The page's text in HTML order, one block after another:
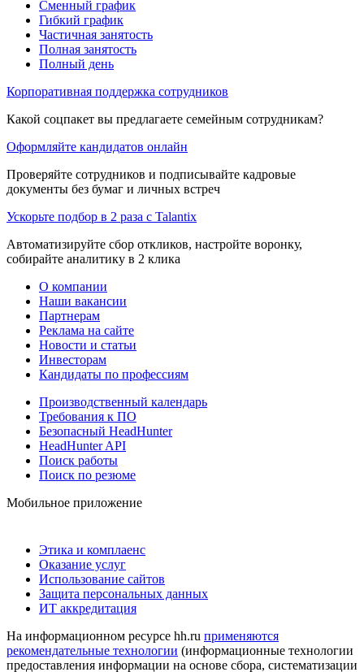
Сменный график
Гибкий график
Частичная занятость
Полная занятость
Полный день
Корпоративная поддержка сотрудников
Какой соцпакет вы предлагаете семейным сотрудникам?
Оформляйте кандидатов онлайн
Проверяйте сотрудников и подписывайте кадровые
документы без бумаг и личных встреч
Ускорьте подбор в 2 раза с Talantix
Автоматизируйте сбор откликов, настройте воронку,
собирайте аналитику в 2 клика
О компании
Наши вакансии
Партнерам
Реклама на сайте
Новости и статьи
Инвесторам
Кандидаты по профессиям
Производственный календарь
Требования к ПО
Безопасный HeadHunter
HeadHunter API
Поиск работы
Поиск по резюме
Мобильное приложение
Этика и комплаенс
Оказание услуг
Использование сайтов
Защита персональных данных
ИТ аккредитация
На информационном ресурсе hh.ru применяются
рекомендательные технологии (информационные технологии
предоставления информации на основе сбора, систематизации